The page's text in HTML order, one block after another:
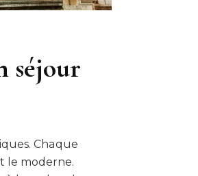
séjour
Chaque
le moderne.